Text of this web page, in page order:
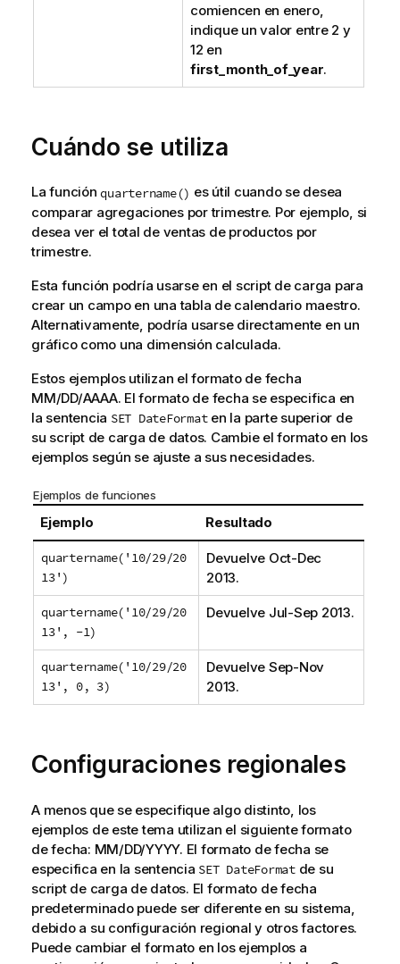
comiencen en enero,
indique un valor entre 2 y
12 en
first_month_of_year.
Cuándo se utiliza
La funciónquartername() es útil cuando se desea
comparar agregaciones por trimestre. Por ejemplo, si
desea ver el total de ventas de productos por
trimestre.
Esta función podría usarse en el script de carga para
crear un campo en una tabla de calendario maestro.
Alternativamente, podría usarse directamente en un
gráfico como una dimensión calculada.
Estos ejemplos utilizan el formato de fecha
MM/DD/AAAA. El formato de fecha se especifica en
la sentencia SET DateFormaten la parte superior de
su script de carga de datos. Cambie el formato en los
ejemplos según se ajuste a sus necesidades.
Ejemplos de funciones
Ejemplo Resultado
quartername('10/29/20
13')
Devuelve Oct-Dec
2013.
quartername('10/29/20
13', -1)
Devuelve Jul-Sep 2013.
quartername('10/29/20
13', 0, 3)
Devuelve Sep-Nov
2013.
Configuraciones regionales
A menos que se especifique algo distinto, los
ejemplos de este tema utilizan el siguiente formato
de fecha: MM/DD/YYYY. El formato de fecha se
especifica en la sentencia SET DateFormatde su
script de carga de datos. El formato de fecha
predeterminado puede ser diferente en su sistema,
debido a su configuración regional y otros factores.
Puede cambiar el formato en los ejemplos a